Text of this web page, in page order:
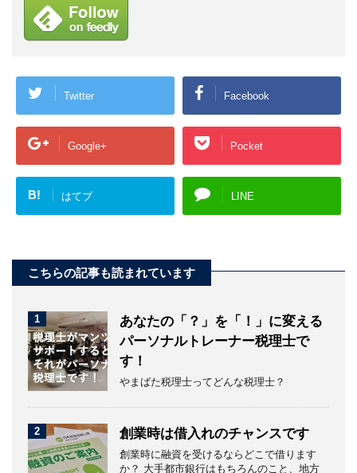
Twitter Facebook
Google+ Pocket
B! はてブ LINE
こちらの記事も読まれています
1
あなたの「？」を「！」に変える
パーソナルトレーナー税理士で
す！
やまばた税理士ってどんな税理士？
2 創業時は借入れのチャンスです
創業時に融資を受けるならどこで借ります
か？ 大手都市銀行はもちろんのこと、地方